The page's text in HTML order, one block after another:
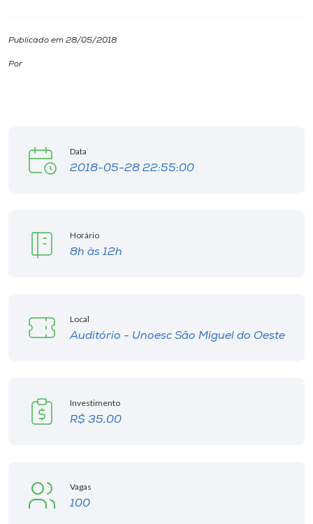
CPA
Editora
Museu
Publicado em 28/05/2018
Por
Data
2018-05-28 22:55:00
Horário
8h às 12h
Local
Auditório - Unoesc São Miguel do Oeste
Investimento
R$ 35,00
Vagas
100